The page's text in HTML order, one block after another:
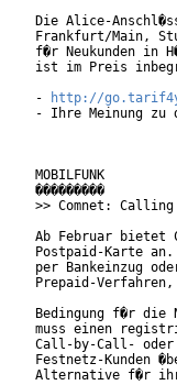
Die Alice-
Frankfurt/Main,
f�r Neukunden in
ist im Preis
-
http://
- Ihre Meinung zu
MOBILFUNK
���������
>> Comnet:
Ab Februar bietet
Postpaid-Karte
per Bankeinzug
Prepaid-
Bedingung f�r die
muss einen
Call-by-Call- oder
Festnetz-Kunden
Alternative f�r